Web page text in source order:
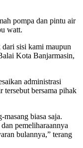
pompa dan pintu air
watt.
sisi kami maupun
Kota Banjarmasin,
administrasi
bersama pihak
biasa saja.
pemeliharaannya
bulannya,” terang